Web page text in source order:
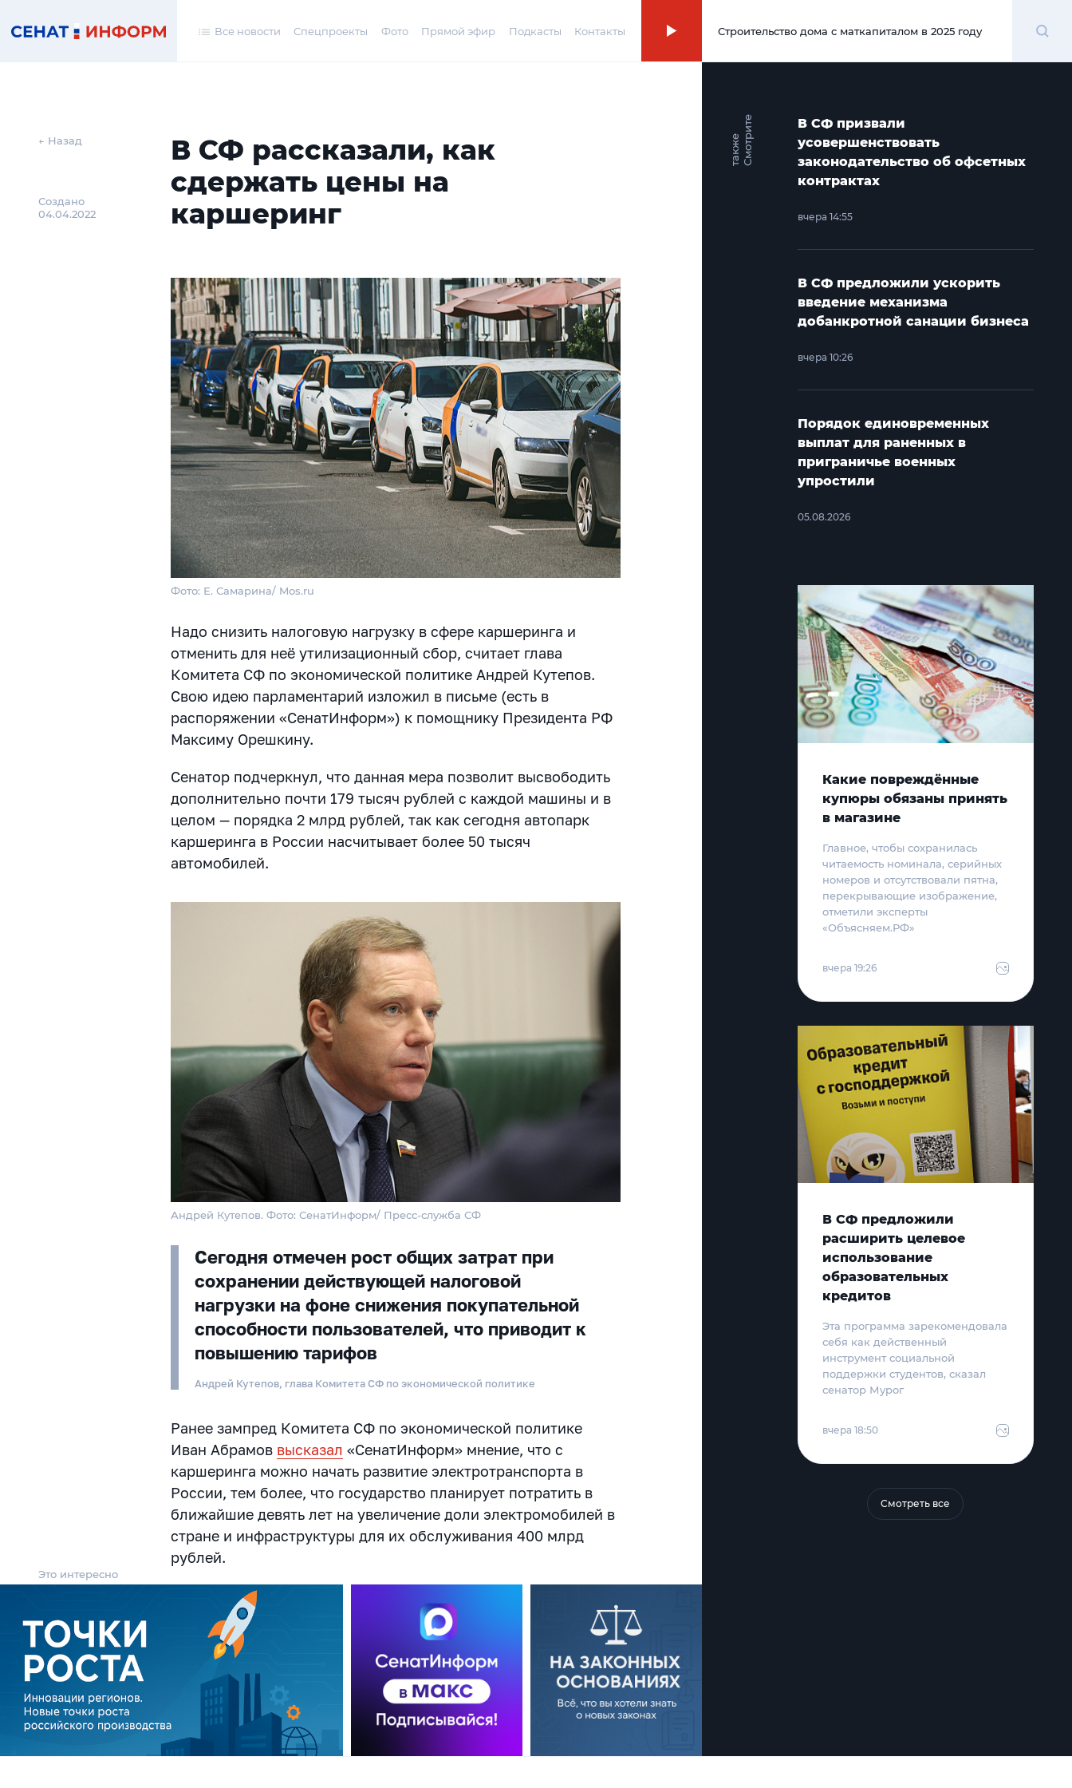
Все новости Спецпроекты Фото Прямой эфир Подкасты Контакты 00:00
Строительство дома с маткапиталом в 2025 году
← Назад
Создано
04.04.2022
В СФ рассказали, как
сдержать цены на
каршеринг
Фото: Е. Самарина/ Mos.ru
Надо снизить налоговую нагрузку в сфере каршеринга и
отменить для неё утилизационный сбор, считает глава
Комитета СФ по экономической политике Андрей Кутепов.
Свою идею парламентарий изложил в письме (есть в
распоряжении «СенатИнформ») к помощнику Президента РФ
Максиму Орешкину.
Сенатор подчеркнул, что данная мера позволит высвободить
дополнительно почти 179 тысяч рублей с каждой машины и в
целом — порядка 2 млрд рублей, так как сегодня автопарк
каршеринга в России насчитывает более 50 тысяч
автомобилей.
Андрей Кутепов. Фото: СенатИнформ/ Пресс-служба СФ
Сегодня отмечен рост общих затрат при
сохранении действующей налоговой
нагрузки на фоне снижения покупательной
способности пользователей, что приводит к
повышению тарифов
Андрей Кутепов, глава Комитета СФ по экономической политике
Ранее зампред Комитета СФ по экономической политике
Иван Абрамов высказал «СенатИнформ» мнение, что с
каршеринга можно начать развитие электротранспорта в
России, тем более, что государство планирует потратить в
ближайшие девять лет на увеличение доли электромобилей в
стране и инфраструктуры для их обслуживания 400 млрд
рублей.
Это интересно
С
м
о
т
р и
т
е
т
а
к
ж
е
В СФ призвали
усовершенствовать
законодательство об офсетных
контрактах
вчера 14:55
В СФ предложили ускорить
введение механизма
добанкротной санации бизнеса
вчера 10:26
Порядок единовременных
выплат для раненных в
приграничье военных
упростили
05.08.2026
Какие повреждённые
купюры обязаны принять
в магазине
Главное, чтобы сохранилась
читаемость номинала, серийных
номеров и отсутствовали пятна,
перекрывающие изображение,
отметили эксперты
«Объясняем.РФ»
вчера 19:26
В СФ предложили
расширить целевое
использование
образовательных
кредитов
Эта программа зарекомендовала
себя как действенный
инструмент социальной
поддержки студентов, сказал
сенатор Мурог
вчера 18:50
Смотреть все